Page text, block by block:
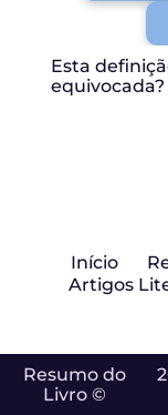
Esta
equivocada?
Início
Artigos
Resumo do
Livro ©